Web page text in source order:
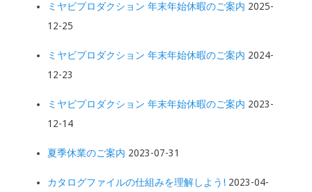
ミヤビプロダクション 年末年始休暇のご案内 2025-
12-25
ミヤビプロダクション 年末年始休暇のご案内 2024-
12-23
ミヤビプロダクション 年末年始休暇のご案内 2023-
12-14
夏季休業のご案内 2023-07-31
カタログファイルの仕組みを理解しよう! 2023-04-